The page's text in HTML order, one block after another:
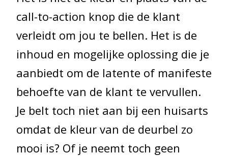
call-to-action knop die de klant
verleidt om jou te bellen. Het is de
inhoud en mogelijke oplossing die je
aanbiedt om de latente of manifeste
behoefte van de klant te vervullen.
Je belt toch niet aan bij een huisarts
omdat de kleur van de deurbel zo
mooi is? Of je neemt toch geen